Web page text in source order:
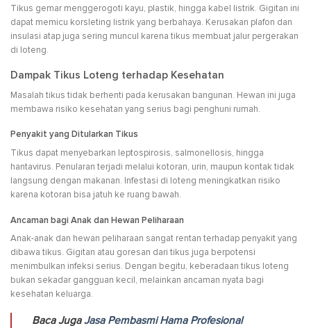
Tikus gemar menggerogoti kayu, plastik, hingga kabel listrik. Gigitan ini
dapat memicu korsleting listrik yang berbahaya. Kerusakan plafon dan
insulasi atap juga sering muncul karena tikus membuat jalur pergerakan
di loteng.
Dampak Tikus Loteng terhadap Kesehatan
Masalah tikus tidak berhenti pada kerusakan bangunan. Hewan ini juga
membawa risiko kesehatan yang serius bagi penghuni rumah.
Penyakit yang Ditularkan Tikus
Tikus dapat menyebarkan leptospirosis, salmonellosis, hingga
hantavirus. Penularan terjadi melalui kotoran, urin, maupun kontak tidak
langsung dengan makanan. Infestasi di loteng meningkatkan risiko
karena kotoran bisa jatuh ke ruang bawah.
Ancaman bagi Anak dan Hewan Peliharaan
Anak-anak dan hewan peliharaan sangat rentan terhadap penyakit yang
dibawa tikus. Gigitan atau goresan dari tikus juga berpotensi
menimbulkan infeksi serius. Dengan begitu, keberadaan tikus loteng
bukan sekadar gangguan kecil, melainkan ancaman nyata bagi
kesehatan keluarga.
Baca JugaJasa Pembasmi Hama Profesional